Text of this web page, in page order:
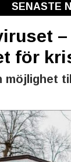
SENASTE
–
för
möjlighet